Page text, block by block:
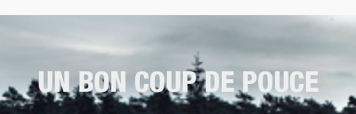
UN BON COUP DE POUCE